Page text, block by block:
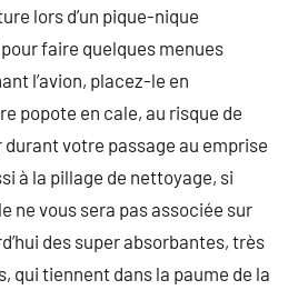
lors d’un pique-nique
faire quelques menues
l’avion, placez-le en
popote en cale, au risque de
votre passage au emprise
à la pillage de nettoyage, si
ne vous sera pas associée sur
des super absorbantes, très
qui tiennent dans la paume de la